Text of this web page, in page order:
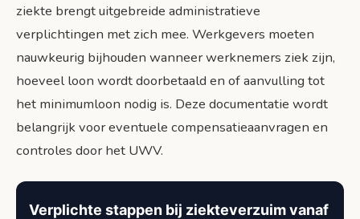
ziekte brengt uitgebreide administratieve
verplichtingen met zich mee. Werkgevers moeten
nauwkeurig bijhouden wanneer werknemers ziek zijn,
hoeveel loon wordt doorbetaald en of aanvulling tot
het minimumloon nodig is. Deze documentatie wordt
belangrijk voor eventuele compensatieaanvragen en
controles door het UWV.
Verplichte stappen bij ziekteverzuim vanaf